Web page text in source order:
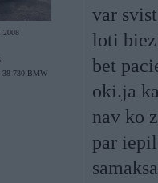
2008
38 730-BMW
var
loti
bet
oki.ja
nav ko
par